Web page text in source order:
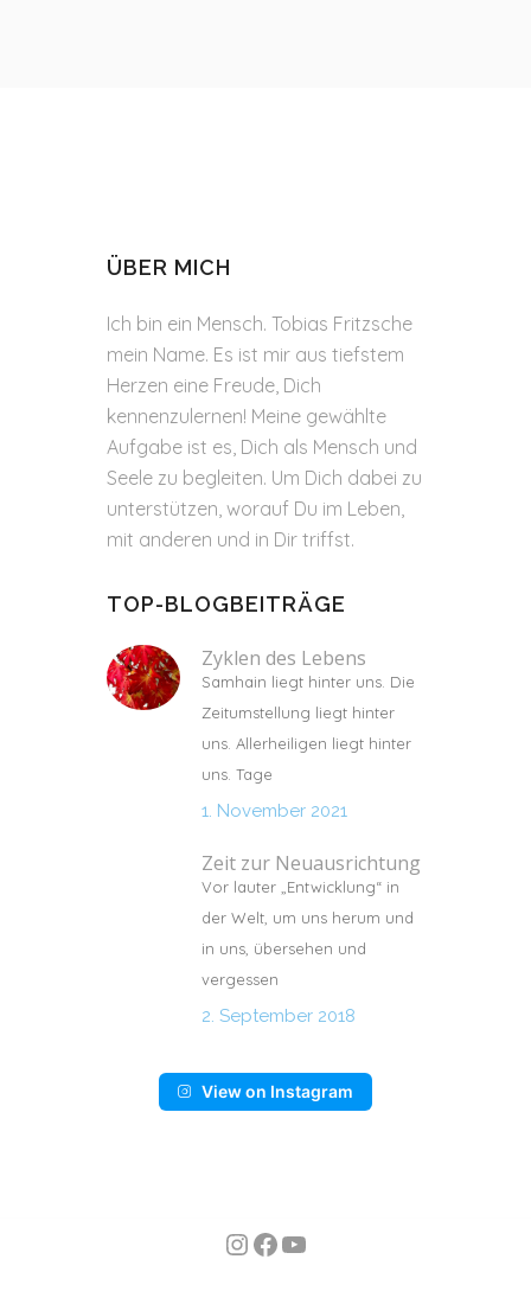
ÜBER MICH
Ich bin ein Mensch. Tobias Fritzsche
mein Name. Es ist mir aus tiefstem
Herzen eine Freude, Dich
kennenzulernen! Meine gewählte
Aufgabe ist es, Dich als Mensch und
Seele zu begleiten. Um Dich dabei zu
unterstützen, worauf Du im Leben,
mit anderen und in Dir triffst.
TOP-BLOGBEITRÄGE
Zyklen des Lebens
Samhain liegt hinter uns. Die
Zeitumstellung liegt hinter
uns. Allerheiligen liegt hinter
uns. Tage
1. November 2021
Zeit zur Neuausrichtung
Vor lauter „Entwicklung“ in
der Welt, um uns herum und
in uns, übersehen und
vergessen
2. September 2018
View on Instagram
Instagram
Facebook
YouTube